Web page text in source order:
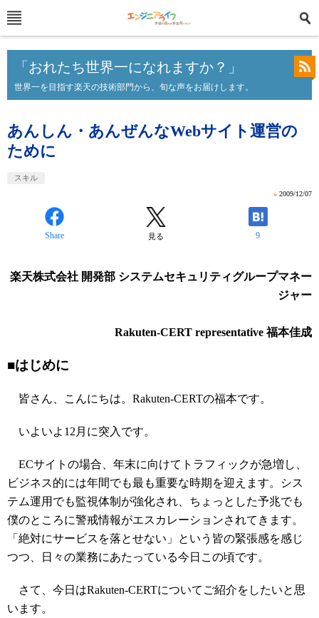
「おれたち世界一になれますか？」
世界一を目指す楽天の技術部門から、旬な声をお届けします。
あんしん・あんぜんなWebサイト運営の
ために
スキル
» 2009/12/07
Share 見る 9
楽天株式会社 開発部 システムセキュリティグループマネー
ジャー
Rakuten-CERT representative 福本佳成
■はじめに
皆さん、こんにちは。Rakuten-CERTの福本です。
いよいよ12月に突入です。
ECサイトの場合、年末に向けてトラフィックが急増し、
ビジネス的には年間でも最も重要な時期を迎えます。シス
テム運用でも監視体制が強化され、ちょっとした予兆でも
僕のところに警戒情報がエスカレーションされてきます。
「絶対にサービスを落とせない」という皆の緊張感を感じ
つつ、日々の業務にあたっている今日この頃です。
さて、今日はRakuten-CERTについてご紹介をしたいと思
います。